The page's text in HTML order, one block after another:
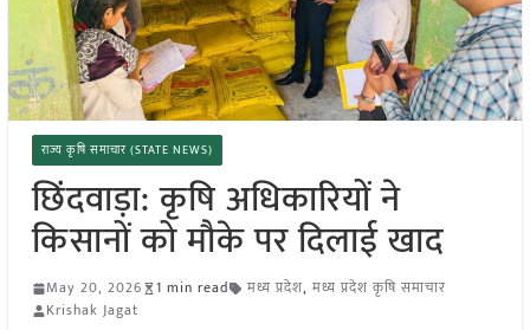
राज्य कृषि समाचार (STATE NEWS)
छिंदवाड़ा: कृषि अधिकारियों ने
किसानों को मौके पर दिलाई खाद
May 20, 2026 1 min read मध्य प्रदेश, मध्य प्रदेश कृषि समाचार
Krishak Jagat